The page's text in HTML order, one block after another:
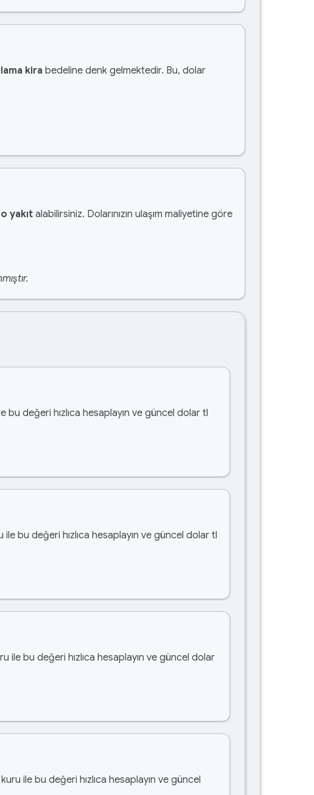
kira bedeline denk gelmektedir. Bu, dolar
yakıt alabilirsiniz. Dolarınızın ulaşım maliyetine göre
bu değeri hızlıca hesaplayın ve güncel dolar tl
bu değeri hızlıca hesaplayın ve güncel dolar tl
ile bu değeri hızlıca hesaplayın ve güncel dolar
ile bu değeri hızlıca hesaplayın ve güncel